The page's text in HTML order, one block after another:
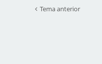
Tema anterior